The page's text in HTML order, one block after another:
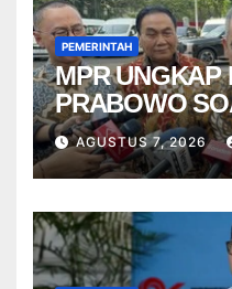
PEMERINTAH
MPR UNGKAP
PRABOWO
AGUSTUS 7, 2026